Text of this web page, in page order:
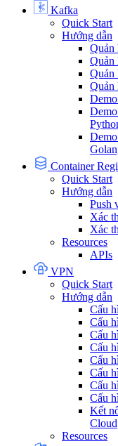
Kafka
Quick Start
Hướng dẫn
Quản
Quản
Quản
Quản
Container
Quick Start
Hướng dẫn
Push
Xác
Xác
Resources
APIs
VPN
Quick Start
Hướng dẫn
Cấu
Cấu
Cấu
Cấu
Cấu
Cấu
Cấu
Cấu
Kết
Cloud
Resources